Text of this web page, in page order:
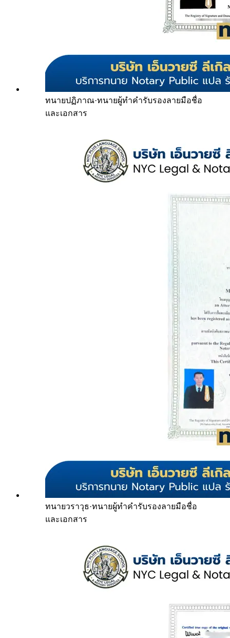
ทนายปฏิภาณ·ทนายผู้ทำคำรับรองลายมือชื่อ
และเอกสาร
ทนายวราวุธ·ทนายผู้ทำคำรับรองลายมือชื่อ
และเอกสาร